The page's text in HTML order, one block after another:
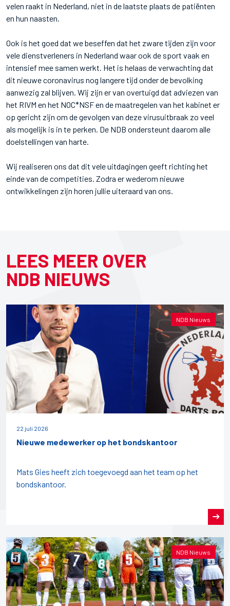
velen raakt in Nederland, niet in de laatste plaats de patiënten
en hun naasten.
Ook is het goed dat we beseffen dat het zware tijden zijn voor
vele dienstverleners in Nederland waar ook de sport vaak en
intensief mee samen werkt. Het is helaas de verwachting dat
dit nieuwe coronavirus nog langere tijd onder de bevolking
aanwezig zal blijven. Wij zijn er van overtuigd dat adviezen van
het RIVM en het NOC*NSF en de maatregelen van het kabinet er
op gericht zijn om de gevolgen van deze virusuitbraak zo veel
als mogelijk is in te perken. De NDB ondersteunt daarom alle
doelstellingen van harte.
Wij realiseren ons dat dit vele uitdagingen geeft richting het
einde van de competities. Zodra er wederom nieuwe
ontwikkelingen zijn horen jullie uiteraard van ons.
LEES MEER OVER
NDB NIEUWS
NDB Nieuws
22 juli 2026
Nieuwe medewerker op het bondskantoor
Mats Gies heeft zich toegevoegd aan het team op het
bondskantoor.
NDB Nieuws